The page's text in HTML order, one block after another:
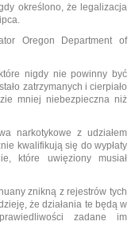
określono, że legalizacja
Oregon Department of
nigdy nie powinny być
zatrzymanych i cierpiało
mniej niebezpieczna niż
narkotykowe z udziałem
kwalifikują się do wypłaty
które uwięziony musiał
znikną z rejestrów tych
że działania te będą w
zadane im